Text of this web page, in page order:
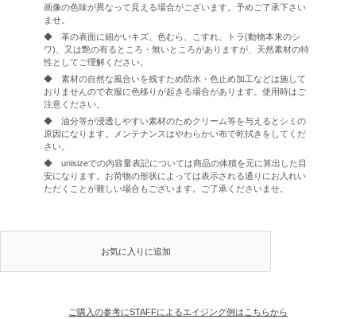
画像の色味が異なって見える場合がございます。予めご了承下さい
ませ。
◆ 革の表面に細かいキズ、色むら、こすれ、トラ(動物本来のシ
ワ)、又は艶の有るところ・無いところがありますが、天然素材の特
性としてご理解ください。
◆ 素材の自然な風合いを残すため防水・色止め加工などは施して
おりませんので衣服に色移りが起きる場合があります。使用時はご
注意ください。
◆ 油分等が浸透しやすい素材のためクリーム等を与えるとシミの
原因になります。メンテナンスはやわらかい布で乾拭きをしてくだ
さい。
◆ unisizeでの内容量表記については商品の体積を元に算出した目
安になります。お荷物の形状によっては表示される通りにお入れい
ただくことが難しい場合もございます。ご了承くださいませ。
お気に入りに追加
ご購入の参考にSTAFFによるエイジング例はこちらから